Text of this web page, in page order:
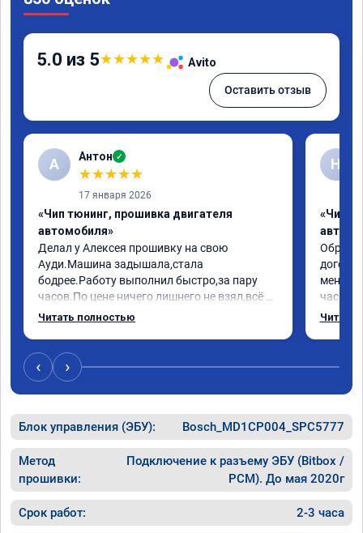
5.0 из 5★★★★★ Avito
Оставить отзыв
А Антон ✓
★★★★★
17 января 2026
«Чип тюнинг, прошивка двигателя
автомобиля»
Делал у Алексея прошивку на свою
Ауди.Машина задышала,стала
бодрее.Работу выполнил быстро,за пару
часов.По цене ничего лишнего не взял,всё
как договаривались заранее.После работы
случае поломки авто.Однозначно
рекомендую Алексея как грамотного
специалиста!
Читать полностью
Н
«Чип
меня
час
Арман
Читать
‹ ›
Блок управления (ЭБУ): Bosch_MD1CP004_SPC5777
Метод
прошивки:
Подключение к разъему ЭБУ (Bitbox /
PCM). До мая 2020г
Срок работ: 2-3 часа